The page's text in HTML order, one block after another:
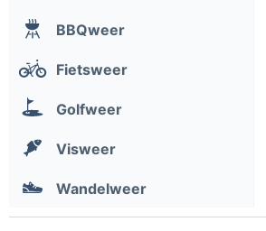
BBQweer
Fietsweer
Golfweer
Visweer
Wandelweer